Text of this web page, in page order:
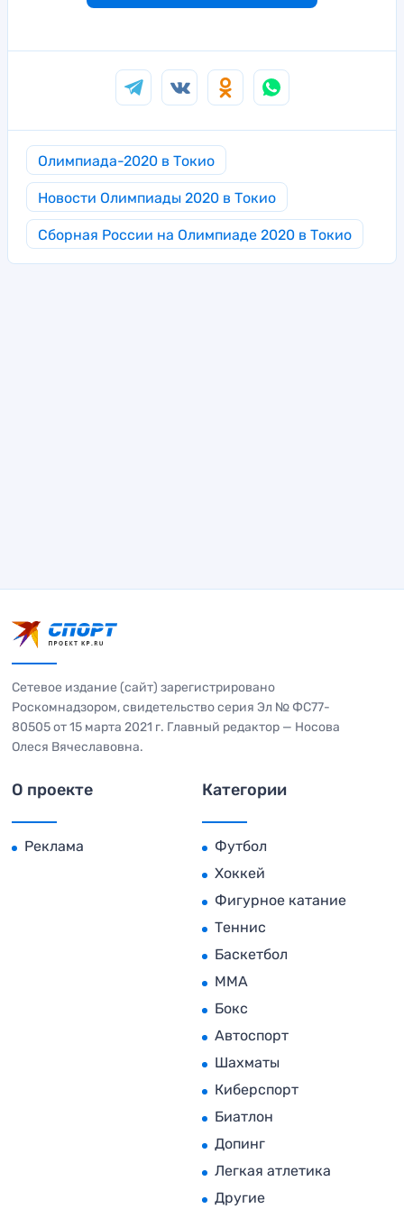
Олимпиада-2020 в Токио
Новости Олимпиады 2020 в Токио
Сборная России на Олимпиаде 2020 в Токио
Сетевое издание (сайт) зарегистрировано
Роскомнадзором, свидетельство серия Эл № ФС77-
80505 от 15 марта 2021 г. Главный редактор — Носова
Олеся Вячеславовна.
О проекте
Реклама
Категории
Футбол
Хоккей
Фигурное катание
Теннис
Баскетбол
MMA
Бокс
Автоспорт
Шахматы
Киберспорт
Биатлон
Допинг
Легкая атлетика
Другие